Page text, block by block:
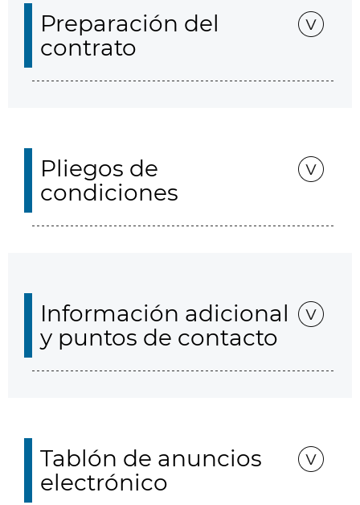
Preparación del
contrato
Pliegos de
condiciones
Información adicional
y puntos de contacto
Tablón de anuncios
electrónico